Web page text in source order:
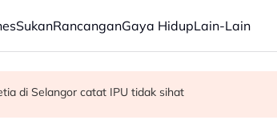
SukanRancanganGaya HidupLain-Lain
tumbang - MBPP
KDM hadapi PRU16 - Shafie
di Selangor catat IPU tidak sihat